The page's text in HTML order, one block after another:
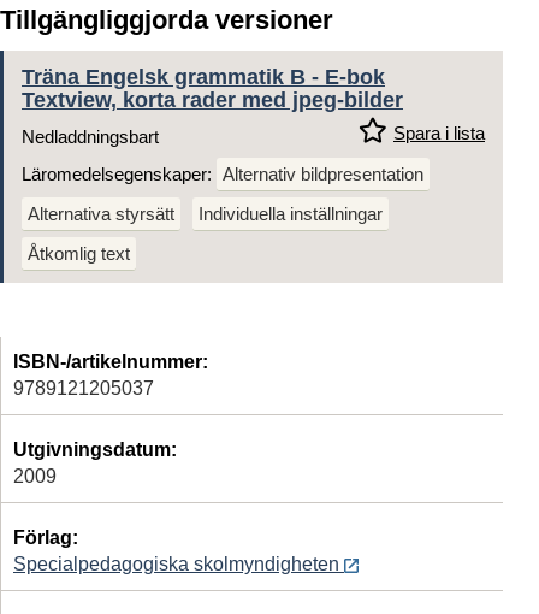
Tillgängliggjorda versioner
Träna Engelsk grammatik B - E-bok
Textview, korta rader med jpeg-bilder
Spara i lista
Nedladdningsbart
Läromedelsegenskaper: Alternativ bildpresentation
Alternativa styrsätt
Individuella inställningar
Åtkomlig text
ISBN-/artikelnummer:
9789121205037
Utgivningsdatum:
2009
Förlag:
Specialpedagogiska skolmyndigheten